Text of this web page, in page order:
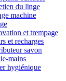
du linge
machine
et trempage
et recharges
savon
mains
hygiénique